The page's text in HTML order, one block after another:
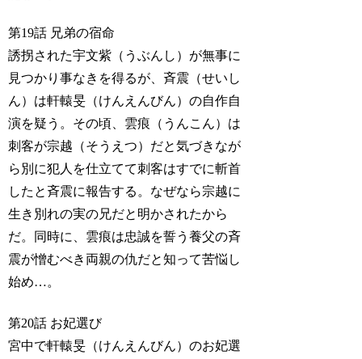
第19話 兄弟の宿命
誘拐された宇文紫（うぶんし）が無事に
見つかり事なきを得るが、斉震（せいし
ん）は軒轅旻（けんえんびん）の自作自
演を疑う。その頃、雲痕（うんこん）は
刺客が宗越（そうえつ）だと気づきなが
ら別に犯人を仕立てて刺客はすでに斬首
したと斉震に報告する。なぜなら宗越に
生き別れの実の兄だと明かされたから
だ。同時に、雲痕は忠誠を誓う養父の斉
震が憎むべき両親の仇だと知って苦悩し
始め…。
第20話 お妃選び
宮中で軒轅旻（けんえんびん）のお妃選